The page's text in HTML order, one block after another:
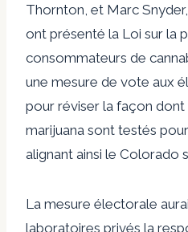
Thornton, et Marc
ont présenté la Loi sur la
consommateurs de
une mesure de vote aux
pour réviser la façon dont
marijuana sont testés
alignant ainsi le Colorado
La mesure électorale
laboratoires privés la